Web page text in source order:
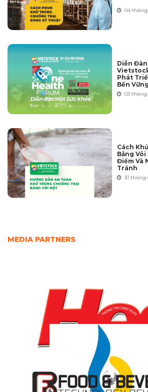
04 tháng
Diễn
Phát
Bền Vững
03 tháng
Cách
Bằng Vôi
Điểm Và
Tránh
31 tháng
MEDIA PARTNERS